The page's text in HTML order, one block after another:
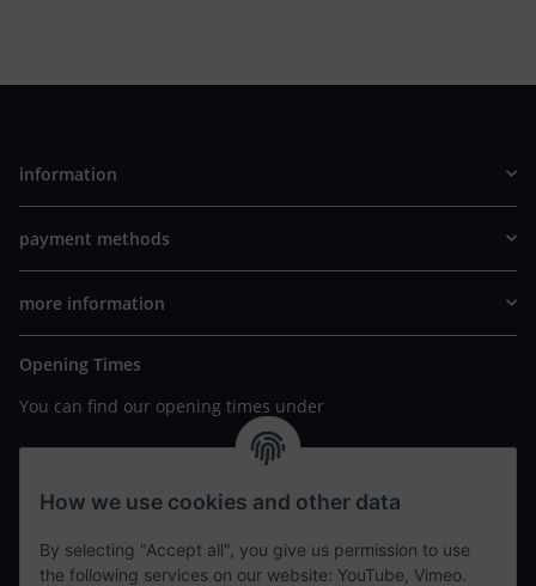
information
payment methods
more information
Opening Times
You can find our opening times under
https://www.wannavapor.de/Filialen
your personal site
contact details
How we use cookies and other data
By selecting "Accept all", you give us permission to use
the following services on our website: YouTube, Vimeo.